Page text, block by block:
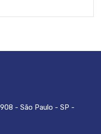
- São Paulo - SP -